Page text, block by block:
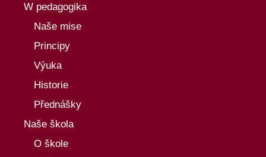
W pedagogika
Naše mise
Principy
Výuka
Historie
Přednášky
Naše škola
O škole